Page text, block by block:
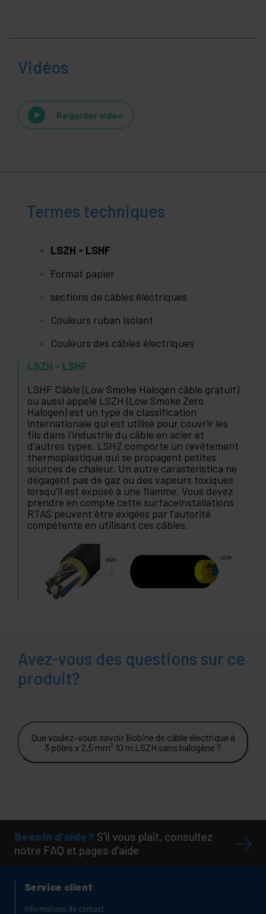
Vidéos
Regarder vidéo
Termes techniques
LSZH - LSHF
Format papier
sections de câbles électriques
Couleurs ruban isolant
Couleurs des câbles électriques
LSZH - LSHF
LSHF Câble (Low Smoke Halogen câble gratuit)
ou aussi appelé LSZH (Low Smoke Zero
Halogen) est un type de classification
internationale qui est utilisé pour couvrir les
fils dans l'industrie du câble en acier et
d'autres types. LSHZ comporte un revêtement
thermoplastique qui se propagent petites
sources de chaleur. Un autre carasterística ne
dégagent pas de gaz ou des vapeurs toxiques
lorsqu'il est exposé à une flamme. Vous devez
prendre en compte cette surfaceinstallations
RTAS peuvent être exigées par l'autorité
compétente en utilisant ces câbles.
Avez-vous des questions sur ce
produit?
Que voulez-vous savoir Bobine de câble électrique à
3 pôles x 2,5 mm² 10 m LSZH sans halogène ?
Besoin d'aide? S'il vous plaît, consultez
notre FAQ et pages d'aide
Service client
Informations de contact